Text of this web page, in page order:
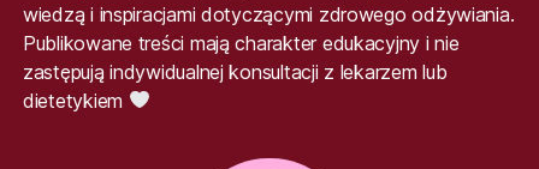
wiedzą i inspiracjami dotyczącymi zdrowego odżywiania.
Publikowane treści mają charakter edukacyjny i nie
zastępują indywidualnej konsultacji z lekarzem lub
dietetykiem